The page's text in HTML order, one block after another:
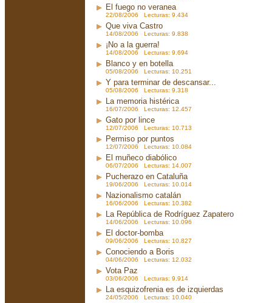
El fuego no veranea
22/08/2006 Lecturas: 9.434
Que viva Castro
14/08/2006 Lecturas: 9.838
¡No a la guerra!
14/08/2006 Lecturas: 9.694
Blanco y en botella
05/08/2006 Lecturas: 10.251
Y para terminar de descansar...
05/08/2006 Lecturas: 9.318
La memoria histérica
16/07/2006 Lecturas: 12.457
Gato por lince
12/07/2006 Lecturas: 10.713
Permiso por puntos
12/07/2006 Lecturas: 10.084
El muñeco diabólico
06/07/2006 Lecturas: 14.007
Pucherazo en Cataluña
19/06/2006 Lecturas: 10.014
Nazionalismo catalán
16/06/2006 Lecturas: 10.382
La República de Rodríguez Zapatero
14/06/2006 Lecturas: 10.096
El doctor-bomba
09/06/2006 Lecturas: 10.827
Conociendo a Boris
04/06/2006 Lecturas: 12.032
Vota Paz
03/06/2006 Lecturas: 9.914
La esquizofrenia es de izquierdas
24/05/2006 Lecturas: 10.040